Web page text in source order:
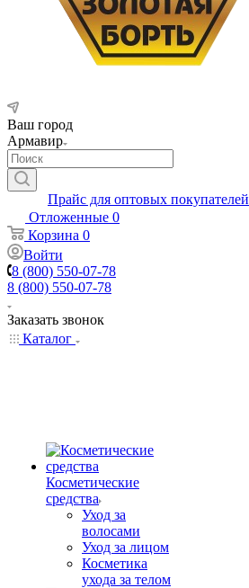
Ваш город
Армавир
Прайс для оптовых покупателей
Отложенные 0
Корзина 0
Войти
8 (800) 550-07-78
8 (800) 550-07-78
Заказать звонок
Каталог
Косметические
средства
Уход за
волосами
Уход за лицом
Косметика
ухода за телом